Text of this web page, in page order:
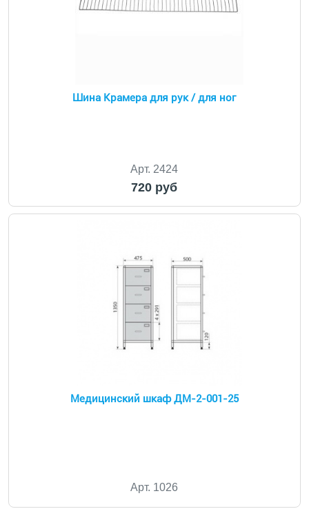
Шина Крамера для рук / для ног
Арт. 2424
720 руб
Медицинский шкаф ДМ-2-001-25
Арт. 1026